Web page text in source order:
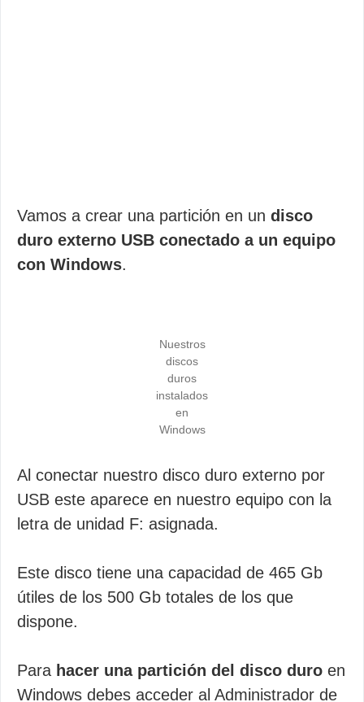
Vamos a crear una partición en un disco
duro externo USB conectado a un equipo
con Windows.
Nuestros
discos
duros
instalados
en
Windows
Al conectar nuestro disco duro externo por
USB este aparece en nuestro equipo con la
letra de unidad F: asignada.
Este disco tiene una capacidad de 465 Gb
útiles de los 500 Gb totales de los que
dispone.
Para hacer una partición del disco duro en
Windows debes acceder al Administrador de